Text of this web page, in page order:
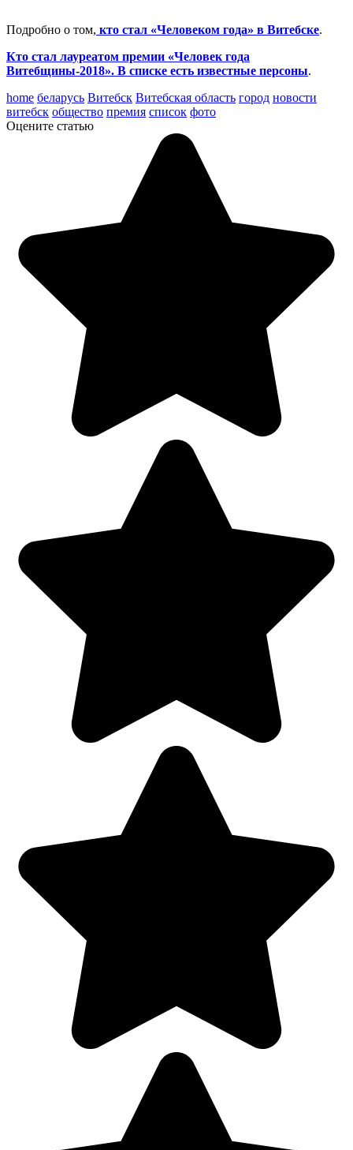
Подробно о том, кто стал «Человеком года» в Витебске.
Кто стал лауреатом премии «Человек года
Витебщины-2018». В списке есть известные персоны.
home беларусь Витебск Витебская область город новости
витебск общество премия список фото
Оцените статью